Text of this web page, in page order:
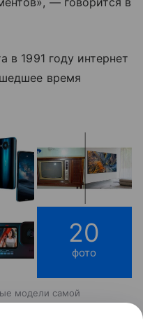
в 1991 году интернет
время
20
фото
модели самой
хорошо сохранили